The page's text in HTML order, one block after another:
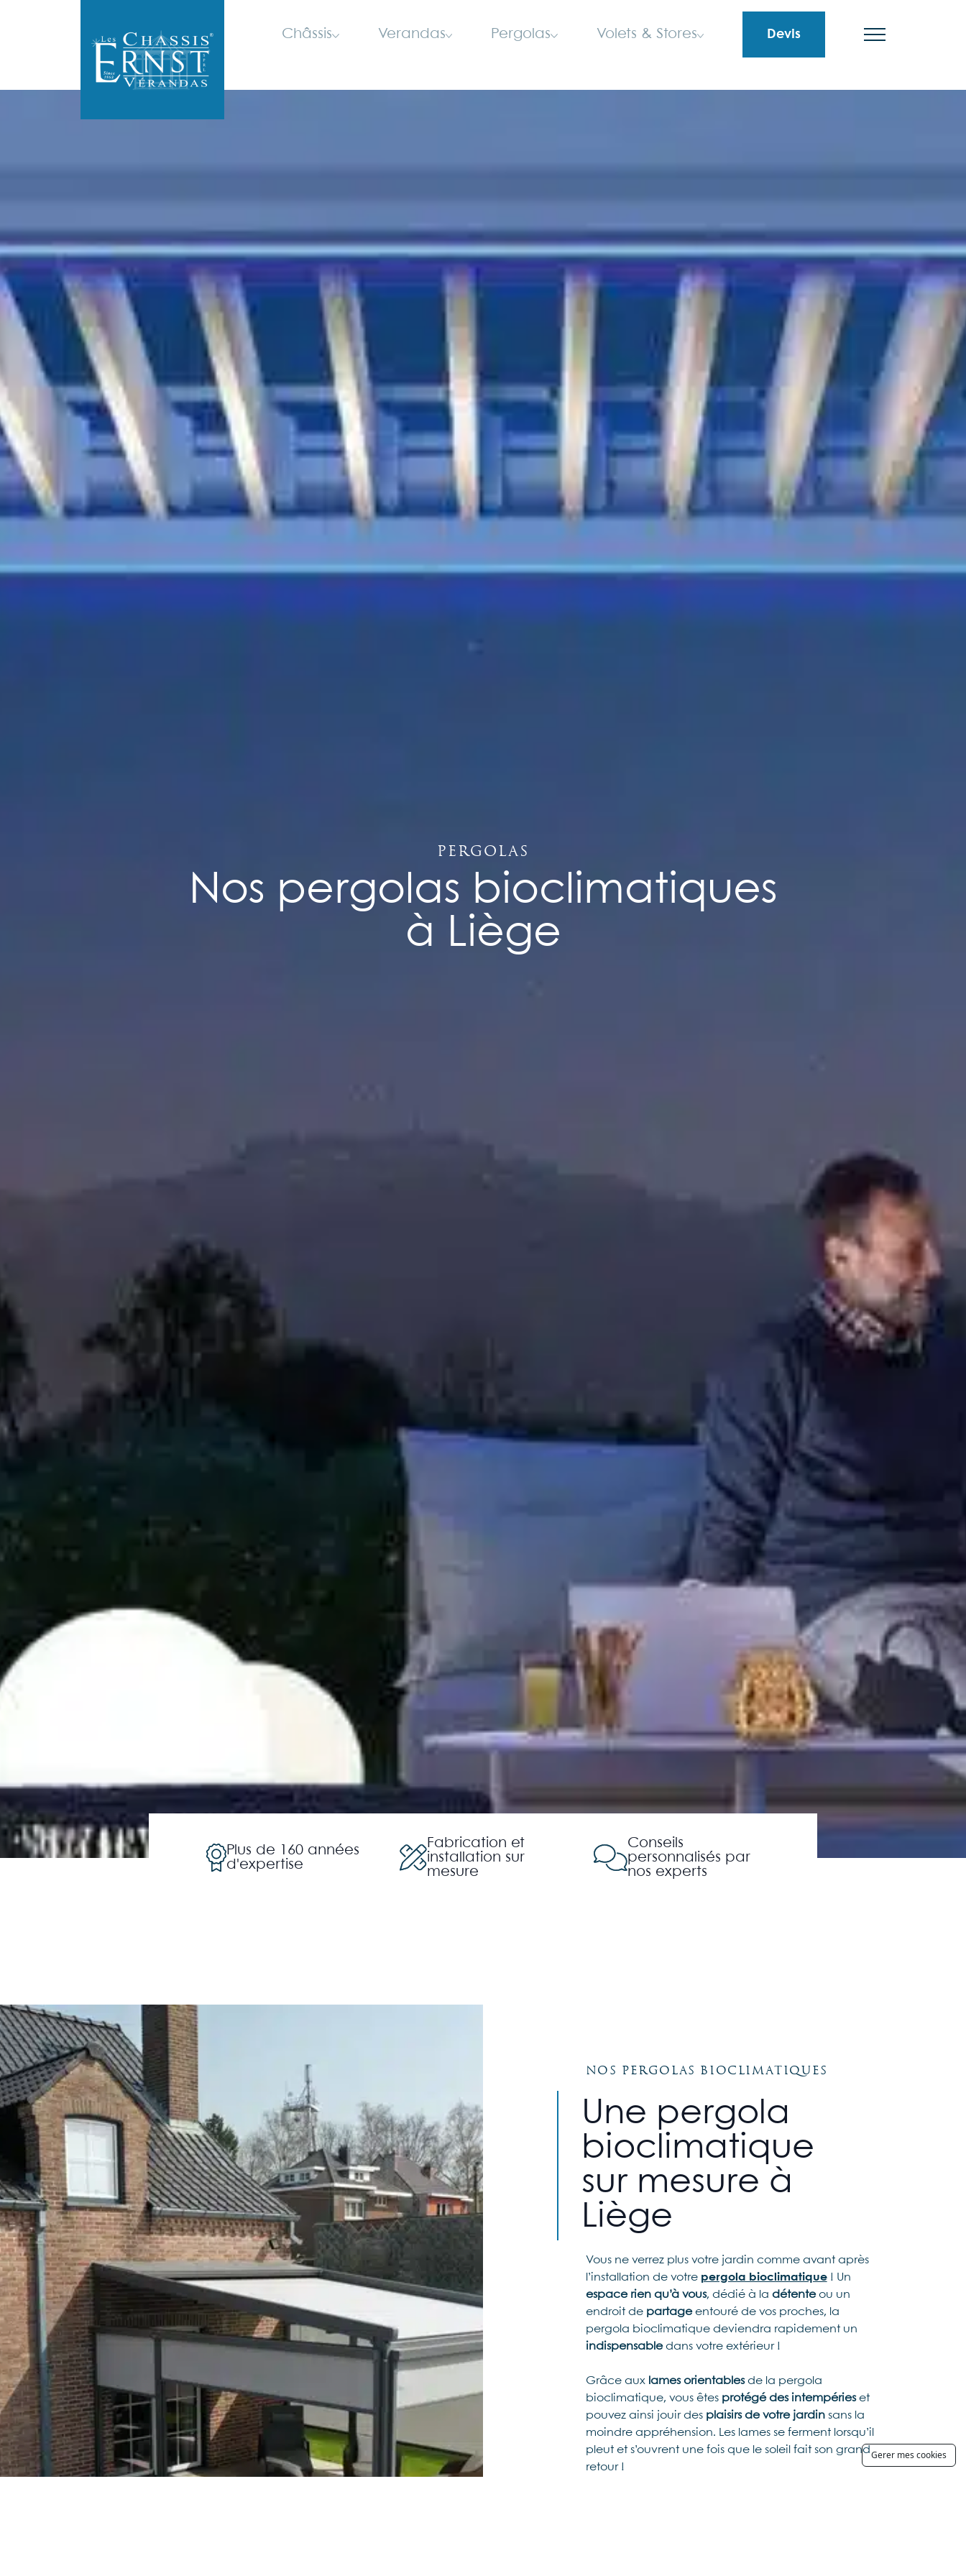
Châssis Verandas Pergolas Volets & Stores Devis
Pergolas
Nos pergolas bioclimatiques
à Liège
Plus de 160 années
d'expertise
Fabrication et
installation sur
mesure
Conseils
personnalisés par
nos experts
Nos pergolas bioclimatiques
Une pergola
bioclimatique
sur mesure à
Liège
Vous ne verrez plus votre jardin comme avant après
l’installation de votre pergola bioclimatique! Un
espace rien qu’à vous, dédié à la détenteou un
endroit de partageentouré de vos proches, la
pergola bioclimatique deviendra rapidement un
indispensabledans votre extérieur !
Grâce aux lames orientablesde la pergola
bioclimatique, vous êtes protégé des intempérieset
pouvez ainsi jouir des plaisirs de votre jardinsans la
moindre appréhension. Les lames se fermentlorsqu’il
pleutet s’ouvrentune fois que le soleil fait son grand
retour !
Gerer mes cookies